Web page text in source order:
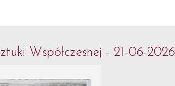
Współczesnej - 21-06-2026